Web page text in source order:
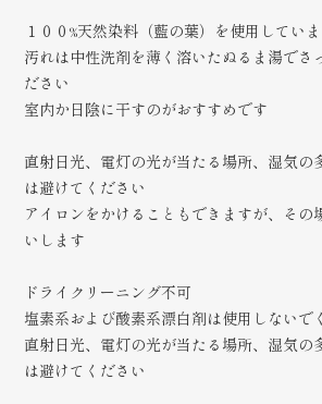
１００%天然染料（藍の葉）を使用してい
汚れは中性洗剤を薄く溶いたぬるま湯でさ
ださい
室内か日陰に干すのがおすすめです
直射日光、電灯の光が当たる場所、湿気の
は避けてください
アイロンをかけることもできますが、その
いします
ドライクリーニング不可
塩素系および酸素系漂白剤は使用しないで
直射日光、電灯の光が当たる場所、湿気の
は避けてください